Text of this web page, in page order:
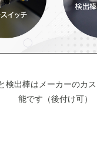
検出棒はメーカーのカ
能です（後付け可）